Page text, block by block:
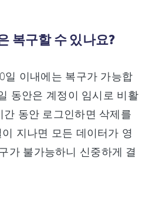
복구할 수 있나요?
일 이내에는 복구가 가능합
동안은 계정이 임시로 비활
동안 로그인하면 삭제를
지나면 모든 데이터가 영
가 불가능하니 신중하게 결